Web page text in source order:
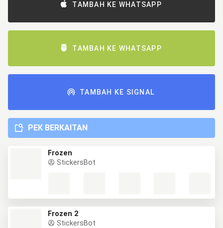
TAMBAH KE WHATSAPP
TAMBAH KE WHATSAPP
TAMBAH KE SIGNAL
PEK BERKAITAN
Frozen
StickersBot
Frozen 2
StickersBot